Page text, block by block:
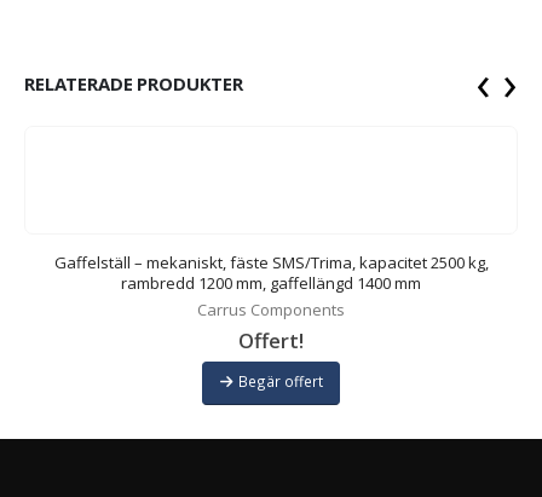
RELATERADE PRODUKTER
Gaffelställ – mekaniskt, fäste SMS/Trima, kapacitet 2500 kg,
rambredd 1200 mm, gaffellängd 1400 mm
Carrus Components
Offert!
Begär offert
‹ ›